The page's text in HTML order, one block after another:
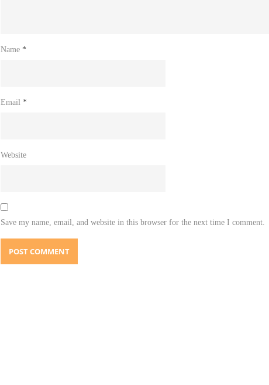
Name *
Email *
Website
Save my name, email, and website in this browser for the next time I comment.